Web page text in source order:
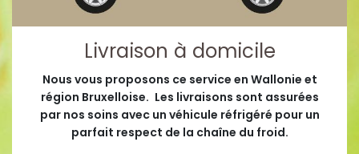
Livraison à domicile
Nous vous proposons ce service en Wallonie et
région Bruxelloise. Les livraisons sont assurées
par nos soins avec un véhicule réfrigéré pour un
parfait respect de la chaîne du froid.